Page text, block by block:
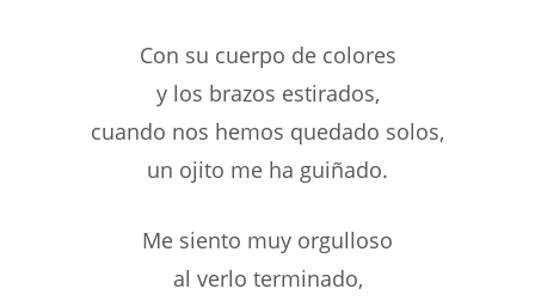
Con su cuerpo de colores
y los brazos estirados,
cuando nos hemos quedado solos,
un ojito me ha guiñado.
Me siento muy orgulloso
al verlo terminado,